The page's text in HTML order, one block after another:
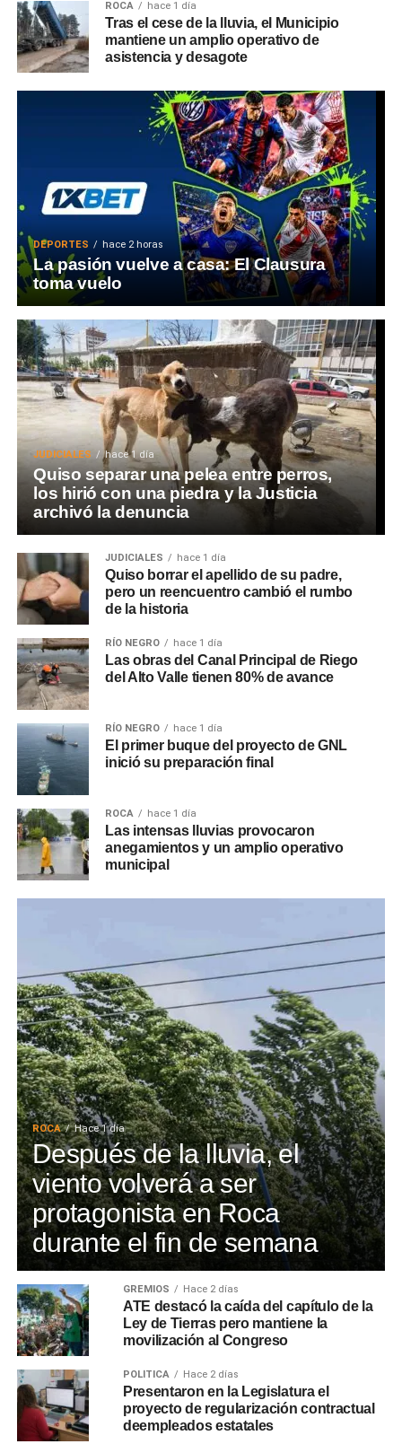
ROCA hace 1 día
Tras el cese de la lluvia, el Municipio
mantiene un amplio operativo de
asistencia y desagote
DEPORTES hace 2 horas
La pasión vuelve a casa: El Clausura
toma vuelo
JUDICIALES hace 1 día
Quiso separar una pelea entre perros,
los hirió con una piedra y la Justicia
archivó la denuncia
JUDICIALES hace 1 día
Quiso borrar el apellido de su padre,
pero un reencuentro cambió el rumbo
de la historia
RÍO NEGRO hace 1 día
Las obras del Canal Principal de Riego
del Alto Valle tienen 80% de avance
RÍO NEGRO hace 1 día
El primer buque del proyecto de GNL
inició su preparación final
ROCA hace 1 día
Las intensas lluvias provocaron
anegamientos y un amplio operativo
municipal
ROCA Hace 1 día
Después de la lluvia, el
viento volverá a ser
protagonista en Roca
durante el fin de semana
GREMIOS Hace 2 días
ATE destacó la caída del capítulo de la
Ley de Tierras pero mantiene la
movilización al Congreso
POLÍTICA Hace 2 días
Presentaron en la Legislatura el
proyecto de regularización contractual
deempleados estatales